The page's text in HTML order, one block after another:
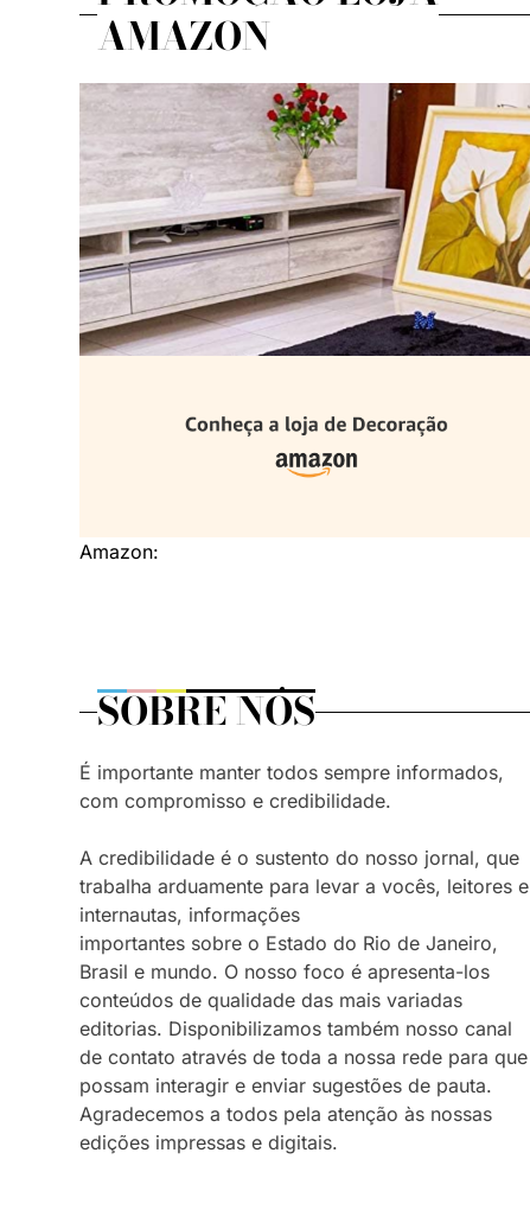
AMAZON
Amazon:
SOBRE NÓS
É importante manter todos sempre informados,
com compromisso e credibilidade.
A credibilidade é o sustento do nosso jornal, que
trabalha arduamente para levar a vocês, leitores e
internautas, informações
importantes sobre o Estado do Rio de Janeiro,
Brasil e mundo. O nosso foco é apresenta-los
conteúdos de qualidade das mais variadas
editorias. Disponibilizamos também nosso canal
de contato através de toda a nossa rede para que
possam interagir e enviar sugestões de pauta.
Agradecemos a todos pela atenção às nossas
edições impressas e digitais.